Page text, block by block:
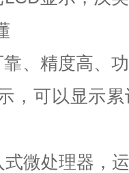
、精度高、
，可以显示
式微处理器，